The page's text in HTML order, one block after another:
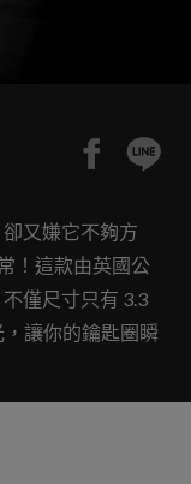
又嫌它不夠方
！這款由英國公
僅尺寸只有 3.3
讓你的鑰匙圈瞬